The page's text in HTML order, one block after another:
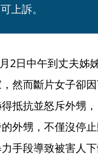
上訴。
2日中午到丈夫姊
然而斷片女子卻
抵抗並怒斥外甥
外甥，不僅沒停
手段導致被害人下